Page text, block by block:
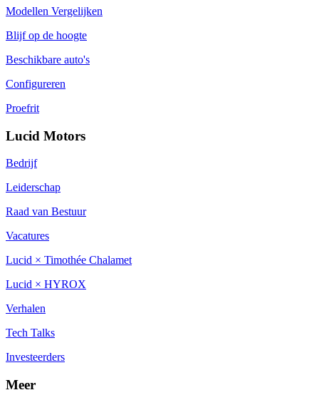
Modellen Vergelijken
Blijf op de hoogte
Beschikbare auto's
Configureren
Proefrit
Lucid Motors
Bedrijf
Leiderschap
Raad van Bestuur
Vacatures
Lucid × Timothée Chalamet
Lucid × HYROX
Verhalen
Tech Talks
Investeerders
Meer